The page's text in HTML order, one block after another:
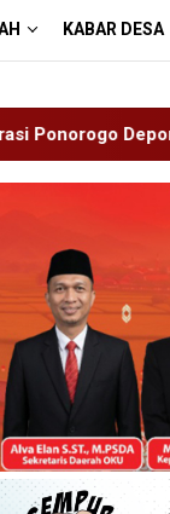
KABAR DESA
WN Tiongkok